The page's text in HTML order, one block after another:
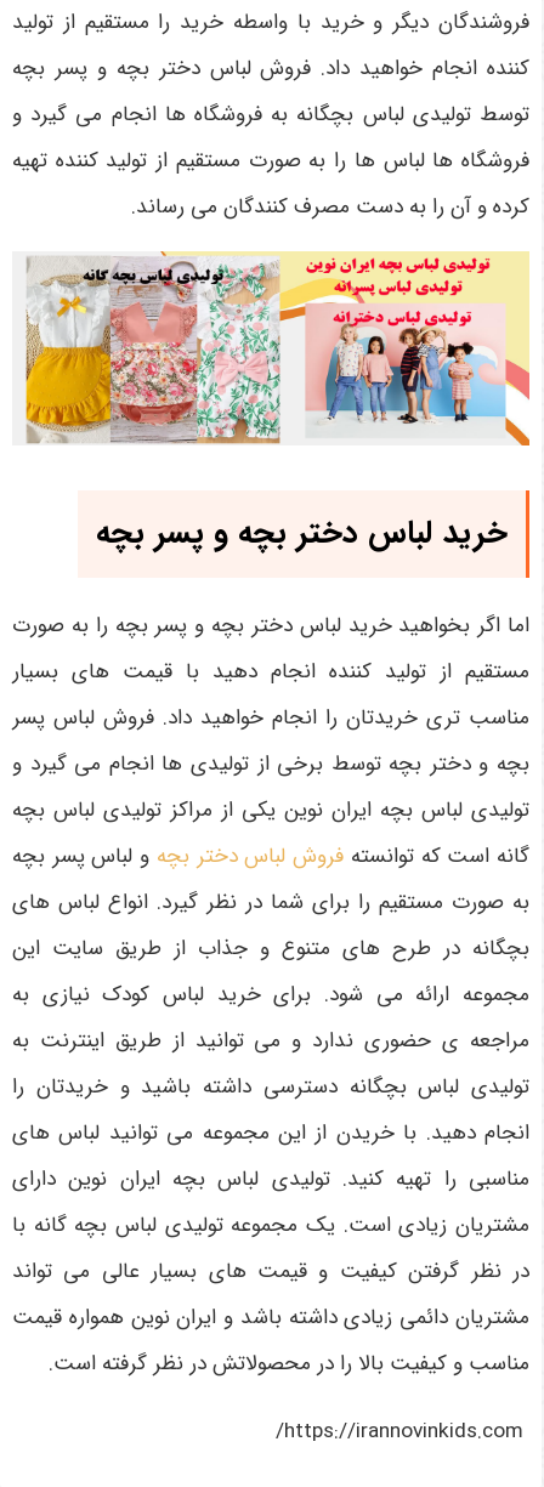
فروشندگان دیگر و خرید با واسطه خرید را مستقیم از تولید
کننده انجام خواهید داد. فروش لباس دختر بچه و پسر بچه
توسط تولیدی لباس بچگانه به فروشگاه ‌ها انجام می ‌گیرد و
فروشگاه‌ ها لباس‌ ها را به صورت مستقیم از تولید کننده تهیه
کرده و آن را به دست مصرف کنندگان می ‌رساند.
خرید لباس دختر بچه و پسر بچه
اما اگر بخواهید خرید لباس دختر بچه و پسر بچه را به صورت
مستقیم از تولید کننده انجام دهید با قیمت ‌های بسیار
مناسب ‌تری خریدتان را انجام خواهید داد. فروش لباس پسر
بچه و دختر بچه توسط برخی از تولیدی‌ ها انجام می گیرد و
تولیدی لباس بچه ایران نوین یکی از مراکز تولیدی لباس بچه
گانه است که توانسته فروش لباس دختر بچه و لباس پسر بچه
به صورت مستقیم را برای شما در نظر گیرد. انواع لباس های
بچگانه در طرح های متنوع و جذاب از طریق سایت این
مجموعه ارائه می شود. برای خرید لباس کودک نیازی به
مراجعه ی حضوری ندارد و می توانید از طریق اینترنت به
تولیدی لباس بچگانه دسترسی داشته باشید و خریدتان را
انجام دهید. با خریدن از این مجموعه می‌ توانید لباس‌ های
مناسبی را تهیه کنید. تولیدی لباس بچه ایران نوین دارای
مشتریان زیادی است. یک مجموعه تولیدی لباس بچه گانه با
در نظر گرفتن کیفیت و قیمت‌ های بسیار عالی می تواند
مشتریان دائمی زیادی داشته باشد و ایران نوین همواره قیمت
مناسب و کیفیت بالا را در محصولاتش در نظر گرفته است.